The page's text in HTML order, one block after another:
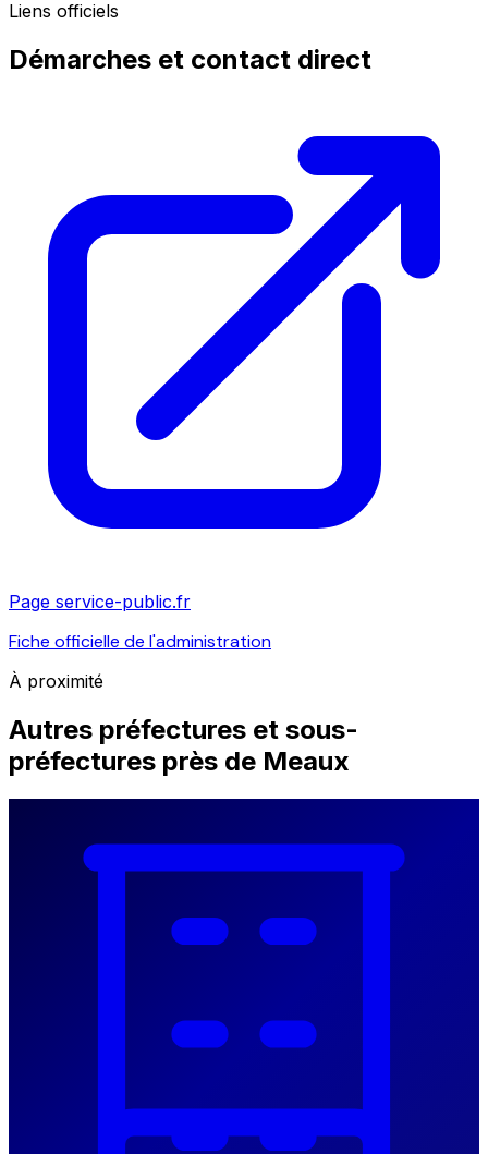
Liens officiels
Démarches et contact direct
Page service-public.fr
Fiche officielle de l'administration
À proximité
Autres préfectures et sous-
préfectures près de Meaux